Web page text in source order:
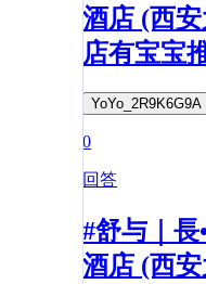
酒店 (西
店有宝宝
YoYo_2R9K6G9A
0
回答
#舒与｜長
酒店 (西